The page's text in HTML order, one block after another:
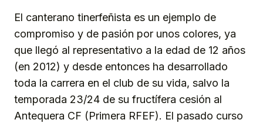
El canterano tinerfeñista es un ejemplo de
compromiso y de pasión por unos colores, ya
que llegó al representativo a la edad de 12 años
(en 2012) y desde entonces ha desarrollado
toda la carrera en el club de su vida, salvo la
temporada 23/24 de su fructífera cesión al
Antequera CF (Primera RFEF). El pasado curso